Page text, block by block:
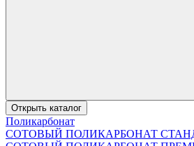
Открыть каталог
Поликарбонат
СОТОВЫЙ ПОЛИКАРБОНАТ